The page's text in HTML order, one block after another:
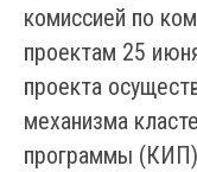
комиссией по
проектам 25
проекта
механизма
программы